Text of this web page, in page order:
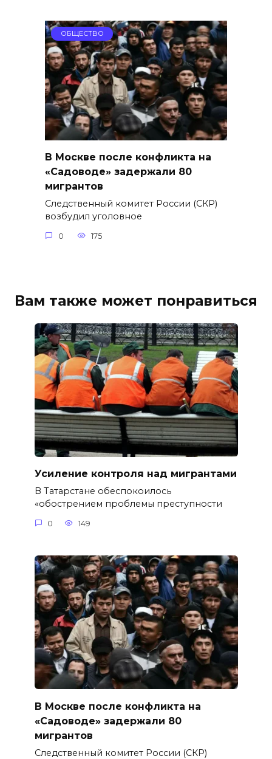
ОБЩЕСТВО
В Москве после конфликта на
«Садоводе» задержали 80
мигрантов
Следственный комитет России (СКР)
возбудил уголовное
0 175
Вам также может понравиться
Усиление контроля над мигрантами
В Татарстане обеспокоилось
«обострением проблемы преступности
0 149
В Москве после конфликта на
«Садоводе» задержали 80
мигрантов
Следственный комитет России (СКР)